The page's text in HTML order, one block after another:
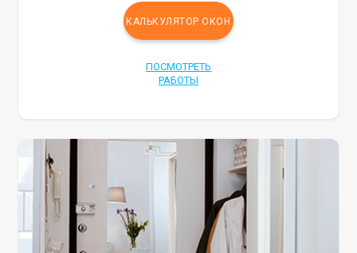
КАЛЬКУЛЯТОР ОКОН
ПОСМОТРЕТЬ
РАБОТЫ